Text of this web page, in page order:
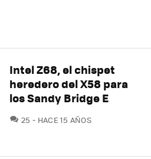
Intel Z68, el chispet
heredero del X58 para
los Sandy Bridge E
25 COMENTARIOS
HACE 15 AÑOS